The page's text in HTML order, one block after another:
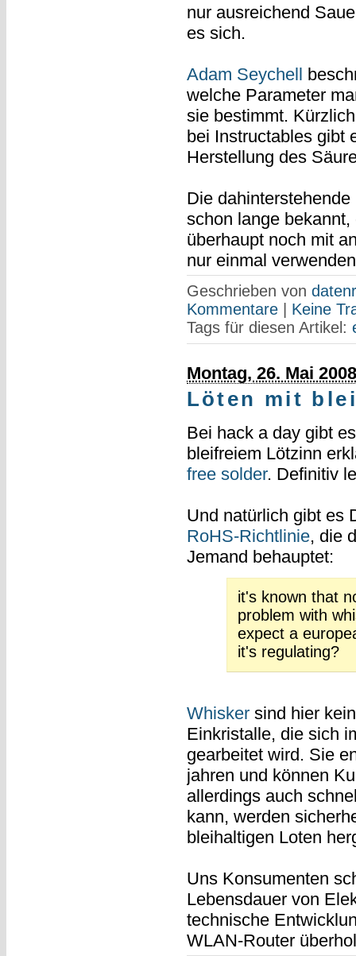
nur ausreichend
es sich.
Adam Seychell
welche Parameter
sie bestimmt.
bei Instructables gibt
Herstellung des
Die
schon lange
überhaupt noch mit
nur einmal
Geschrieben von
Kommentare| Keine
Tags für diesen Artikel:
Montag, 26. Mai 2008
Löten mit
Bei hack a day gibt
bleifreiem Lötzinn
free solder. Definitiv
Und natürlich gibt es
RoHS-Richtlinie, die
Jemand behauptet:
it's known that
problem with
expect a
it's regulating?
Whiskersind hier
Einkristalle, die sich
gearbeitet wird. Sie
jahren und können
allerdings auch
kann, werden
bleihaltigen Loten
Uns Konsumenten
Lebensdauer von
technische
WLAN-Router